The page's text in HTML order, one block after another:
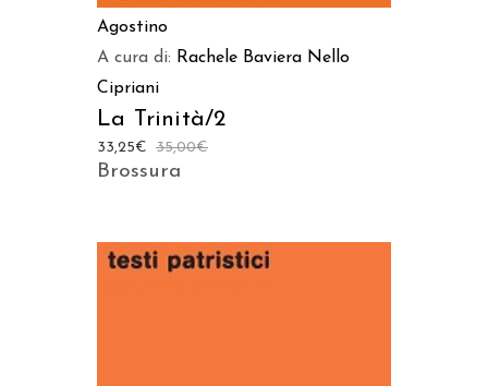
Agostino
A cura di: Rachele Baviera Nello
Cipriani
La Trinità/2
35,00€
33,25€
Brossura